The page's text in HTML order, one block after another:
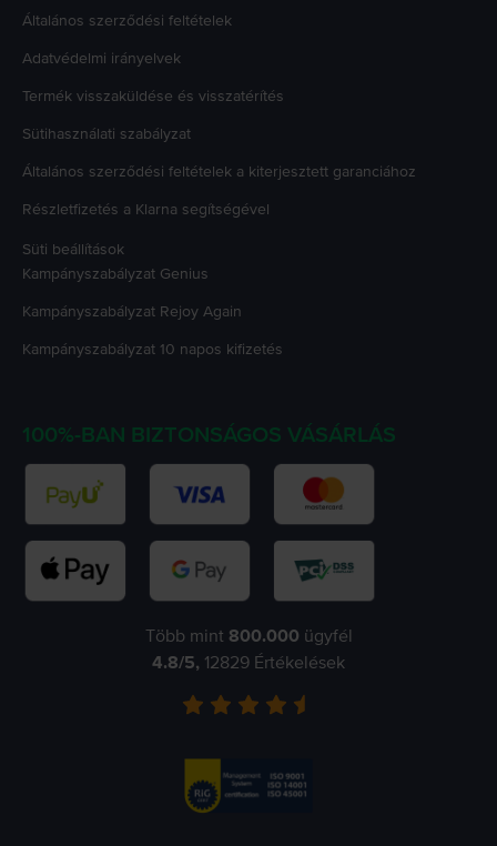
Általános szerződési feltételek
Adatvédelmi irányelvek
Termék visszaküldése és visszatérítés
Sütihasználati szabályzat
Általános szerződési feltételek a kiterjesztett garanciához
Részletfizetés a Klarna segítségével
Süti beállítások
Kampányszabályzat Genius
Kampányszabályzat Rejoy Again
Kampányszabályzat 10 napos kifizetés
100%-BAN BIZTONSÁGOS VÁSÁRLÁS
Több mint 800.000 ügyfél
4.8/5, 12829 Értékelések